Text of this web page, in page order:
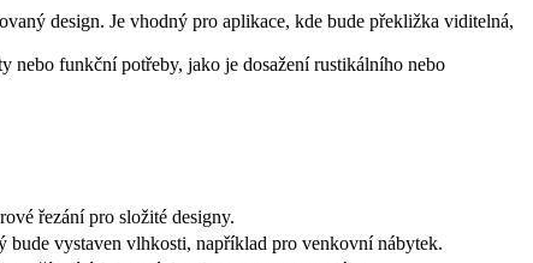
design. Je vhodný pro aplikace, kde bude překližka viditelná,
nebo funkční potřeby, jako je dosažení rustikálního nebo
řezání pro složité designy.
vystaven vlhkosti, například pro venkovní nábytek.